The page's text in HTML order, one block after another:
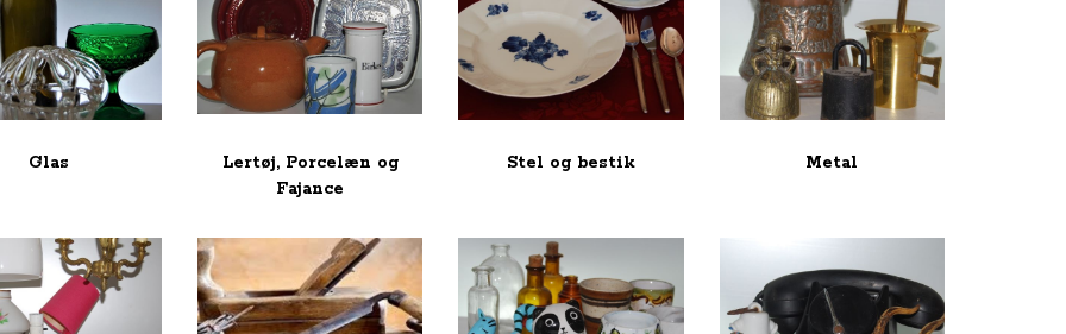
Glas
Lertøj, Porcelæn og
Fajance
Stel og bestik Metal